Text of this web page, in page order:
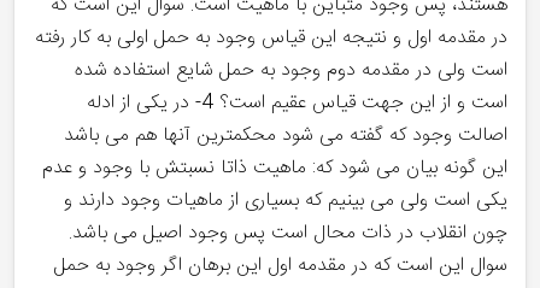
در مقدمه اول و نتیجه این قیاس وجود به حمل اولی به کار رفته
است ولی در مقدمه دوم وجود به حمل شایع استفاده شده
است و از این جهت قیاس عقیم است؟ 4- در یکی از ادله
اصالت وجود که گفته می شود محکمترین آنها هم می باشد
این گونه بیان می شود که: ماهیت ذاتا نسبتش با وجود و عدم
یکی است ولی می بینیم که بسیاری از ماهیات وجود دارند و
چون انقلاب در ذات محال است پس وجود اصیل می باشد.
سوال این است که در مقدمه اول این برهان اگر وجود به حمل